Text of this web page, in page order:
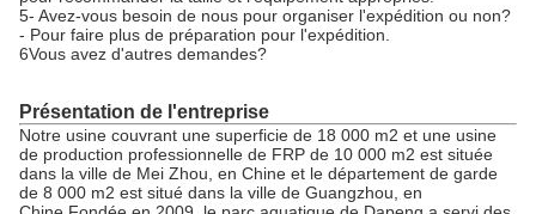
5- Avez-vous besoin de nous pour organiser l'expédition ou non?
- Pour faire plus de préparation pour l'expédition.
6Vous avez d'autres demandes?
Présentation de l'entreprise
Notre usine couvrant une superficie de 18 000 m2 et une usine
de production professionnelle de FRP de 10 000 m2 est située
dans la ville de Mei Zhou, en Chine et le département de garde
de 8 000 m2 est situé dans la ville de Guangzhou, en